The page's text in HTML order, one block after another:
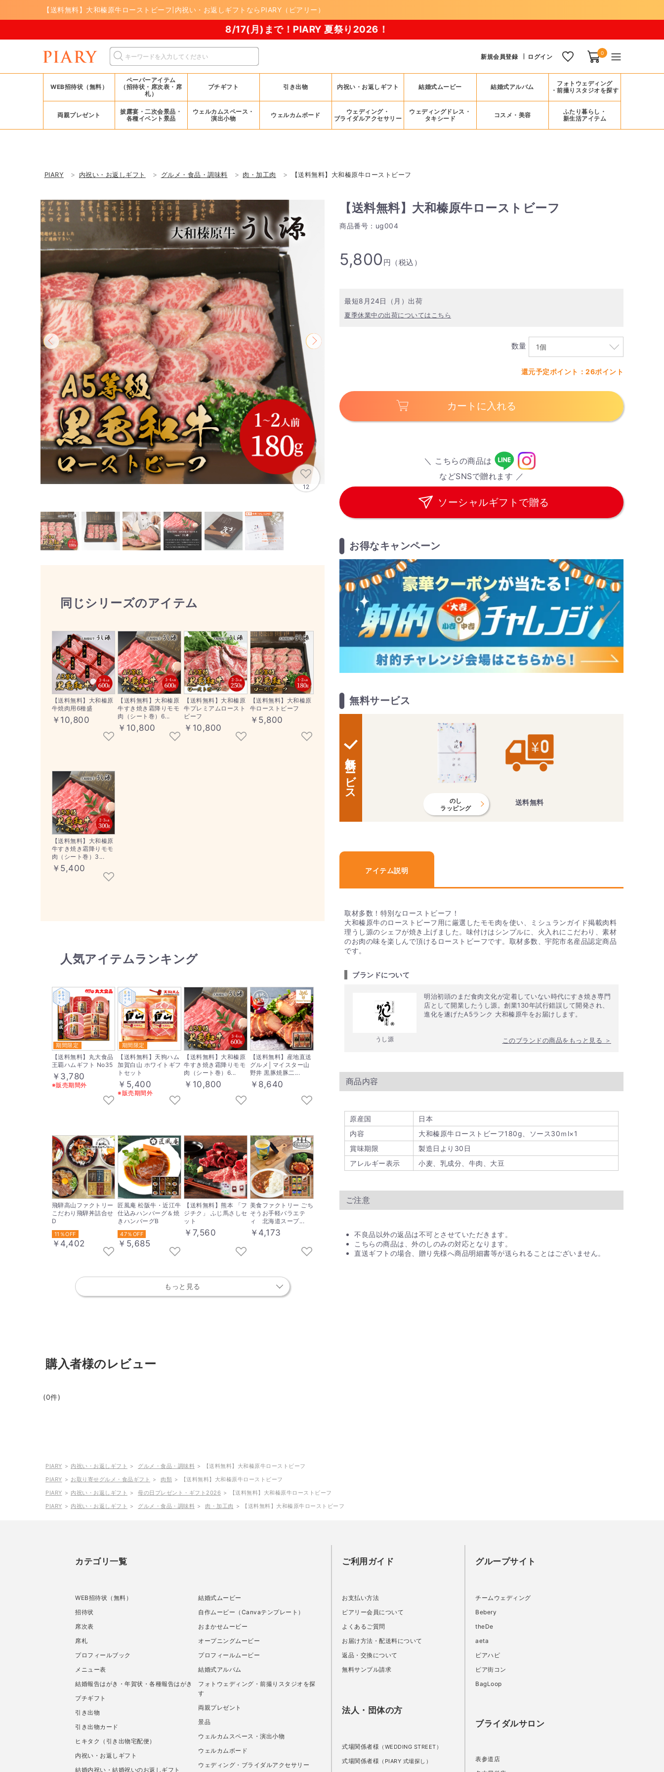
【送料無料】大和榛原牛ローストビーフ|内祝い・お返しギフトならPIARY（ピアリー）
8/17(月)まで！PIARY 夏祭り2026！
新規会員登録 ログイン 0
WEB招待状（無料）
ペーパーアイテム
（招待状・席次表・席
札）
プチギフト 引き出物 内祝い・お返しギフト 結婚式ムービー 結婚式アルバム
フォトウェディング
・前撮りスタジオを探す
両親プレゼント
披露宴・二次会景品・
各種イベント景品
ウェルカムスペース・
演出小物
ウェルカムボード
ウェディング・
ブライダルアクセサリー
ウェディングドレス・
タキシード
コスメ・美容
ふたり暮らし・
新生活アイテム
PIARY 内祝い・お返しギフト グルメ・食品・調味料 肉・加工肉 【送料無料】大和榛原牛ローストビーフ
【送料無料】大和榛原牛ローストビーフ
商品番号：ug004
5,800 円（税込）
最短8月24日（月）出荷
夏季休業中の出荷についてはこちら
数量
還元予定ポイント：26ポイント
カートに入れる
＼ こちらの商品は
などSNSで贈れます ／
ソーシャルギフトで贈る
お得なキャンペーン
無料サービス
無料サービス
のし
ラッピング
送料無料
アイテム説明
取材多数！特別なローストビーフ！
大和榛原牛のローストビーフ用に厳選したモモ肉を使い、ミシュランガイド掲載肉料
理うし源のシェフが焼き上げました。味付けはシンプルに、火入れにこだわり、素材
のお肉の味を楽しんで頂けるローストビーフです。取材多数、宇陀市名産品認定商品
です。
ブランドについて
うし源
明治初頭のまだ食肉文化が定着していない時代にすき焼き専門
店として開業したうし源。創業130年試行錯誤して開発され、
進化を遂げたA5ランク 大和榛原牛をお届けします。
このブランドの商品をもっと見る ＞
商品内容
原産国
日本
内容
大和榛原牛ローストビーフ180g、ソース30ｍl×1
賞味期限
製造日より30日
アレルギー表示
小麦、乳成分、牛肉、大豆
ご注意
不良品以外の返品は不可とさせていただきます。
こちらの商品は、外のしのみの対応となります。
直送ギフトの場合、贈り先様へ商品明細書等が送られることはございません。
12
同じシリーズのアイテム
【送料無料】大和榛原
牛焼肉用6種盛
￥10,800
【送料無料】大和榛原
牛すき焼き霜降りモモ
肉（シート巻）6...
￥10,800
【送料無料】大和榛原
牛プレミアムロースト
ビーフ
￥10,800
【送料無料】大和榛原
牛ローストビーフ
￥5,800
【送料無料】大和榛原
牛すき焼き霜降りモモ
肉（シート巻）3...
￥5,400
人気アイテムランキング
期間限定
【送料無料】丸大食品
王覇ハムギフト No35
￥3,780
※販売期間外
期間限定
【送料無料】天狗ハム
加賀白山 ホワイトギフ
トセット
￥5,400
※販売期間外
【送料無料】大和榛原
牛すき焼き霜降りモモ
肉（シート巻）6...
￥10,800
【送料無料】産地直送
グルメ│マイスター山
野井 黒豚焼豚二...
￥8,640
飛騨高山ファクトリー
こだわり飛騨丼詰合せ
D
11％OFF
￥4,402
匠風庵 松阪牛・近江牛
仕込みハンバーグ＆焼
きハンバーグB
47％OFF
￥5,685
【送料無料】熊本 「フ
ジチク」 ふじ馬さしセ
ット
￥7,560
美食ファクトリー ごち
そうお手軽バラエテ
ィ 北海道スープ...
￥4,173
もっと見る
購入者様のレビュー
(0件)
PIARY 内祝い・お返しギフト グルメ・食品・調味料
【送料無料】大和榛原牛ローストビーフ
PIARY
お取り寄せグルメ・食品ギフト 肉類
【送料無料】大和榛原牛ローストビーフ
PIARY
内祝い・お返しギフト 母の日プレゼント・ギフト2026
【送料無料】大和榛原牛ローストビーフ
PIARY
内祝い・お返しギフト グルメ・食品・調味料 肉・加工肉 【送料無料】大和榛原牛ローストビーフ
カテゴリ一覧
WEB招待状（無料）
招待状
席次表
席札
プロフィールブック
メニュー表
結婚報告はがき・年賀状・各種報告はがき
プチギフト
引き出物
引き出物カード
ヒキタク（引き出物宅配便）
内祝い・お返しギフト
結婚内祝い・結婚祝いのお返しギフト
結婚式ムービー
自作ムービー（Canvaテンプレート）
おまかせムービー
オープニングムービー
プロフィールムービー
結婚式アルバム
フォトウェディング・前撮りスタジオを探
す
両親プレゼント
景品
ウェルカムスペース・演出小物
ウェルカムボード
ウェディング・ブライダルアクセサリー
ご利用ガイド
お支払い方法
ピアリー会員について
よくあるご質問
お届け方法・配送料について
返品・交換について
無料サンプル請求
法人・団体の方
式場関係者様 （WEDDING STREET）
式場関係者様 （PIARY 式場探し）
グループサイト
チームウェディング
Bebery
theDe
aeta
ピアハピ
ピア街コン
BagLoop
ブライダルサロン
表参道店